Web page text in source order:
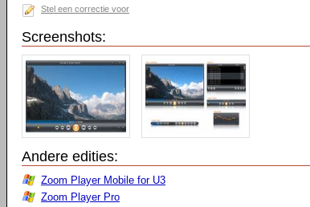
Stel een correctie voor
Screenshots:
Andere edities:
Zoom Player Mobile for U3
Zoom Player Pro